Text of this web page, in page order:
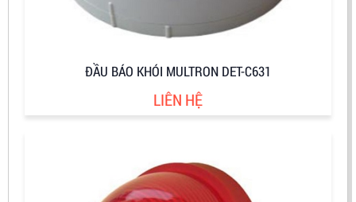
ĐẦU BÁO KHÓI MULTRON DET-C631
LIÊN HỆ